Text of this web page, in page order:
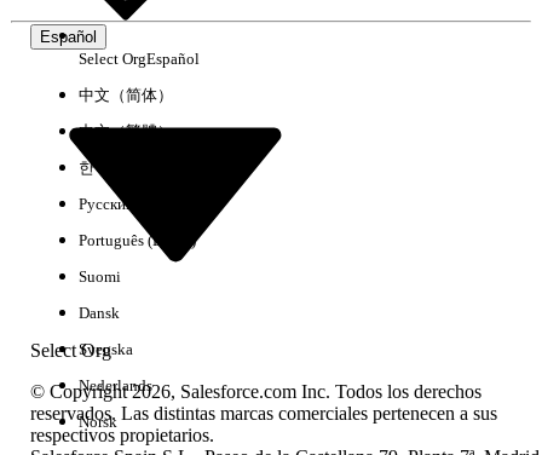
No hay resultados
Español
Select Org
Select OrgEspañol
中文（简体）
中文（繁體）
한국어
Русский
Português (Brasil)
Suomi
Dansk
Svenska
Nederlands
Norsk
© Copyright 2026, Salesforce.com Inc. Todos los derechos
reservados. Las distintas marcas comerciales pertenecen a sus
respectivos propietarios.